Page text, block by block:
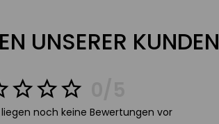
für
UNSERER KUNDEN
noch keine Bewertungen vor